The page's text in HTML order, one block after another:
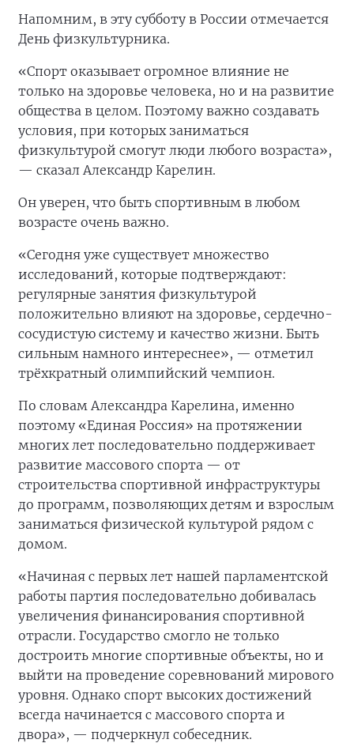
Напомним, в эту субботу в России отмечается
День физкультурника.
«Спорт оказывает огромное влияние не
только на здоровье человека, но и на развитие
общества в целом. Поэтому важно создавать
условия, при которых заниматься
физкультурой смогут люди любого возраста»,
— сказал Александр Карелин.
Он уверен, что быть спортивным в любом
возрасте очень важно.
«Сегодня уже существует множество
исследований, которые подтверждают:
регулярные занятия физкультурой
положительно влияют на здоровье, сердечно-
сосудистую систему и качество жизни. Быть
сильным намного интереснее», — отметил
трёхкратный олимпийский чемпион.
По словам Александра Карелина, именно
поэтому «Единая Россия» на протяжении
многих лет последовательно поддерживает
развитие массового спорта — от
строительства спортивной инфраструктуры
до программ, позволяющих детям и взрослым
заниматься физической культурой рядом с
домом.
«Начиная с первых лет нашей парламентской
работы партия последовательно добивалась
увеличения финансирования спортивной
отрасли. Государство смогло не только
достроить многие спортивные объекты, но и
выйти на проведение соревнований мирового
уровня. Однако спорт высоких достижений
всегда начинается с массового спорта и
двора», — подчеркнул собеседник.